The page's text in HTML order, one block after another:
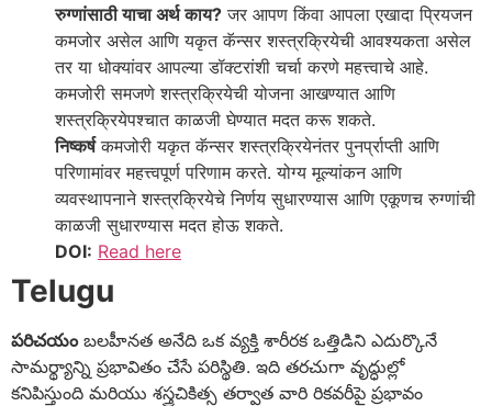
रुग्णांसाठी याचा अर्थ काय? जर आपण किंवा आपला एखादा प्रियजन
कमजोर असेल आणि यकृत कॅन्सर शस्त्रक्रियेची आवश्यकता असेल
तर या धोक्यांवर आपल्या डॉक्टरांशी चर्चा करणे महत्त्वाचे आहे.
कमजोरी समजणे शस्त्रक्रियेची योजना आखण्यात आणि
शस्त्रक्रियेपश्चात काळजी घेण्यात मदत करू शकते.
निष्कर्षकमजोरी यकृत कॅन्सर शस्त्रक्रियेनंतर पुनर्प्राप्ती आणि
परिणामांवर महत्त्वपूर्ण परिणाम करते. योग्य मूल्यांकन आणि
व्यवस्थापनाने शस्त्रक्रियेचे निर्णय सुधारण्यास आणि एकूणच रुग्णांची
काळजी सुधारण्यास मदत होऊ शकते.
DOI: Read here
Telugu
పరిచయంబలహీనత అనేది ఒక వ్యక్తి శారీరక ఒత్తిడిని ఎదుర్కొనే
సామర్థ్యాన్ని ప్రభావితం చేసే పరిస్థితి. ఇది తరచుగా వృద్ధుల్లో
కనిపిస్తుంది మరియు శస్త్రచికిత్స తర్వాత వారి రికవరీపై ప్రభావం